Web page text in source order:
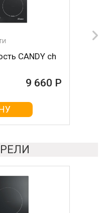
CANDY ch
9 660 Р
ARDESIA
10 250 Р